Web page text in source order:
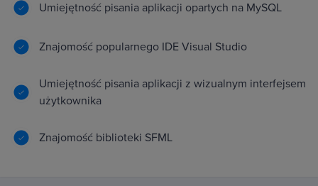
Umiejętność pisania aplikacji opartych na MySQL
Znajomość popularnego IDE Visual Studio
Umiejętność pisania aplikacji z wizualnym interfejsem
użytkownika
Znajomość biblioteki SFML